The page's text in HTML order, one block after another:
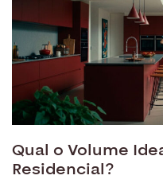
Qual o Volume
Residencial?